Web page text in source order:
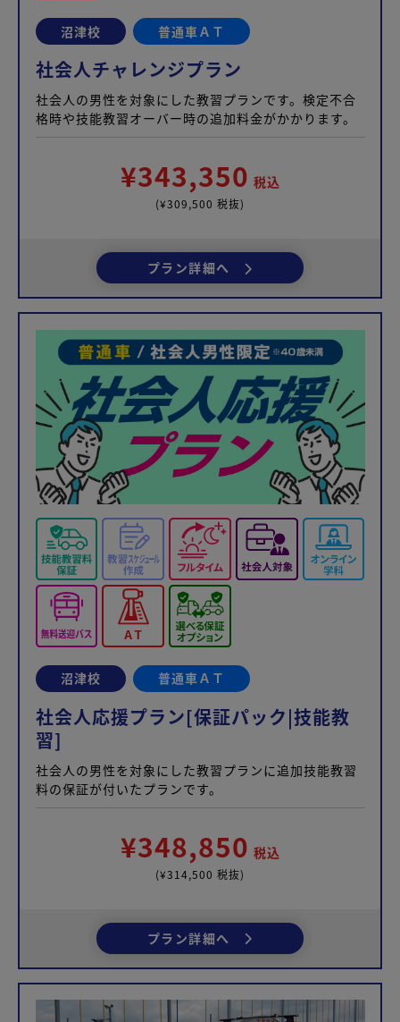
沼津校 普通車ＡＴ
社会人チャレンジプラン
社会人の男性を対象にした教習プランです。検定不合
格時や技能教習オーバー時の追加料金がかかります。
¥343,350 税込
(¥309,500 税抜)
プラン詳細へ
沼津校 普通車ＡＴ
社会人応援プラン[保証パック|技能教
習]
社会人の男性を対象にした教習プランに追加技能教習
料の保証が付いたプランです。
¥348,850 税込
(¥314,500 税抜)
プラン詳細へ